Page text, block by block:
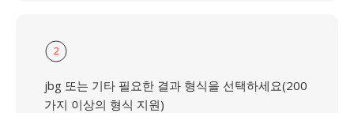
2
jbg 또는 기타 필요한 결과 형식을 선택하세요(200
가지 이상의 형식 지원)